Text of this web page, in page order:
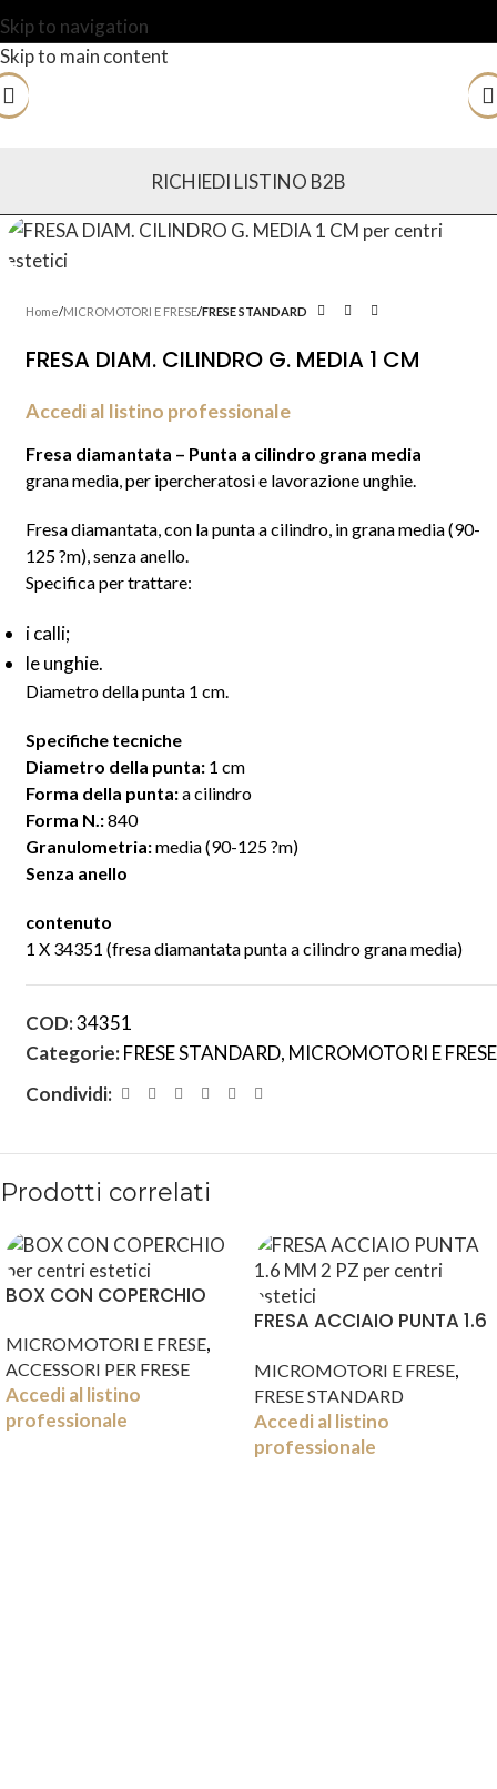
Skip to navigation
Skip to main content
RICHIEDI LISTINO B2B
Home MICROMOTORI E FRESE FRESE STANDARD
FRESA DIAM. CILINDRO G. MEDIA 1 CM
Accedi al listino professionale
Fresa diamantata – Punta a cilindro grana media
grana media, per ipercheratosi e lavorazione unghie.
Fresa diamantata, con la punta a cilindro, in grana media (90-
125?m), senza anello.
Specifica per trattare:
i calli;
le unghie.
Diametro della punta 1 cm.
Specifiche tecniche
Diametro della punta: 1 cm
Forma della punta:a cilindro
Forma N.:840
Granulometria:media (90-125?m)
Senza anello
contenuto
1 X 34351 (fresa diamantata punta a cilindro grana media)
COD:34351
Categorie:FRESE STANDARD, MICROMOTORI E FRESE
Condividi:
Prodotti correlati
BOX CON COPERCHIO
MICROMOTORI E FRESE,
ACCESSORI PER FRESE
Accedi al listino
professionale
FRESA ACCIAIO PUNTA 1.6
MICROMOTORI E FRESE,
FRESE STANDARD
Accedi al listino
professionale